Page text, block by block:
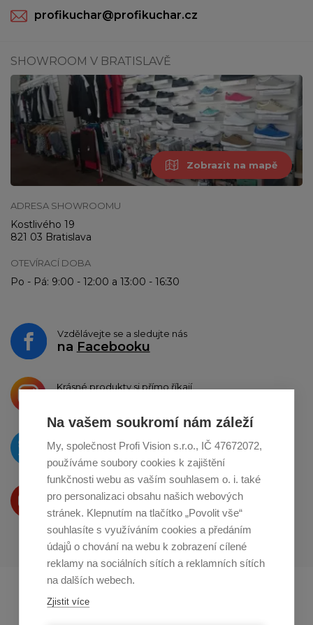
Na vašem soukromí nám záleží
My, společnost Profi Vision s.r.o., IČ 47672072,
používáme soubory cookies k zajištění
funkčnosti webu as vaším souhlasem o. i. také
pro personalizaci obsahu našich webových
stránek. Klepnutím na tlačítko „Povolit vše“
souhlasíte s využíváním cookies a předáním
údajů o chování na webu k zobrazení cílené
reklamy na sociálních sítích a reklamních sítích
na dalších webech.
Zjistit více
profikuchar@profikuchar.cz
SHOWROOM V BRATISLAVĚ
Zobrazit na mapě
ADRESA SHOWROOMU
Kostlivého 19
821 03 Bratislava
OTEVÍRACÍ DOBA
Po - Pá: 9:00 - 12:00 a 13:00 - 16:30
Vzdělávejte se a sledujte nás
na Facebooku
Krásné produkty si přímo říkají
O novinkách píšeme
naTwitteru
Produkty Vám představujeme
na Youtube
Profikuchar.sk